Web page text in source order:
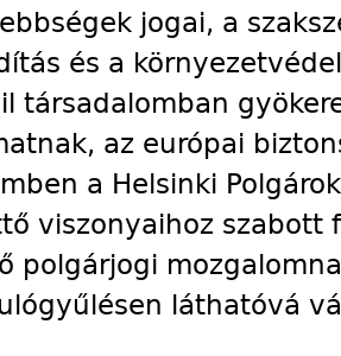
jogai, a
és a
társadalomban
az európai
a Helsinki
viszonyaihoz szabott
polgárjogi
láthatóvá